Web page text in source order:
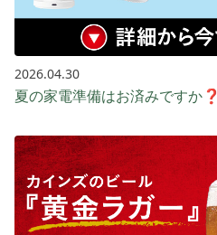
2026.04.30
夏の家電準備はお済みですか❓